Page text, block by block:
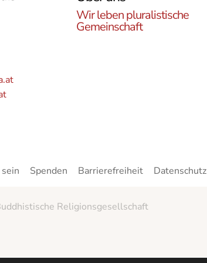
Wir leben pluralistische
Gemeinschaft
Spenden Barrierefreiheit Datenschutz
Religionsgesellschaft